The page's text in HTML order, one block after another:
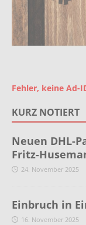
Fehler, keine Ad-
KURZ NOTIERT
Neuen DHL-
Fritz-
24. November 2025
Einbruch in
16. November 2025